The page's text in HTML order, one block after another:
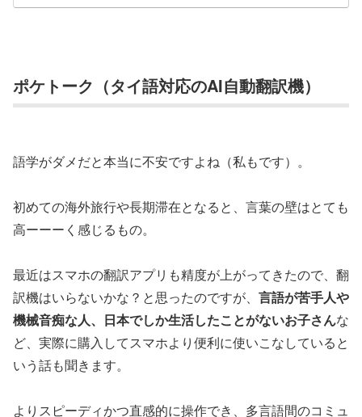
ポケトーク（タイ語対応のAI自動翻訳機）
語学がダメだと本当に不安ですよね（私もです）。
初めての海外旅行や長期滞在となると、言葉の壁はとても
高ーーーく感じるもの。
最近はスマホの翻訳アプリも精度が上がってきたので、翻
訳機はいらないかな？と思ったのですが、 言語が苦手人や
機械音痴な人、日本でしか生活したことがないお子さんな
ど、実際に購入してスマホより便利に使いこなしていると
いう話も聞きます。
よりスピーディかつ直感的に操作でき、多言語間のコミュ